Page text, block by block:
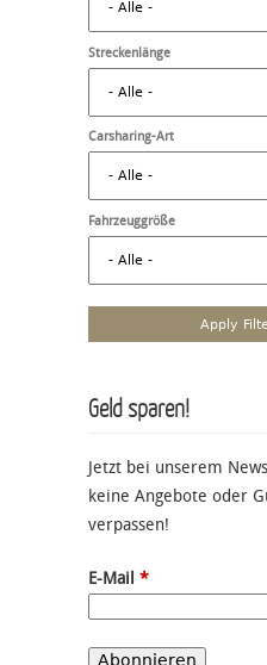
Streckenlänge
Carsharing-Art
Fahrzeuggröße
Geld sparen!
Jetzt bei unserem
keine Angebote oder
verpassen!
E-Mail *